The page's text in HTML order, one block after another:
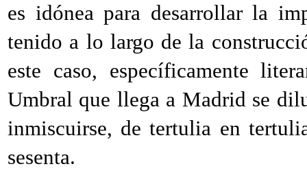
es idónea para desarrollar la
tenido a lo largo de la
este caso, específicamente
Umbral que llega a Madrid se
inmiscuirse, de tertulia en
sesenta.